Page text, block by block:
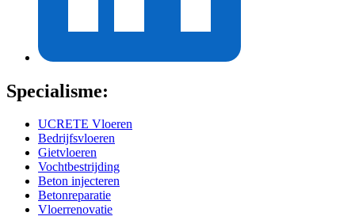
Specialisme:
UCRETE Vloeren
Bedrijfsvloeren
Gietvloeren
Vochtbestrijding
Beton injecteren
Betonreparatie
Vloerrenovatie